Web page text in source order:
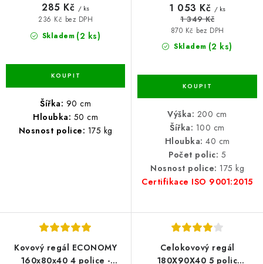
Skladem (2 ks)
236 Kč bez DPH
285 Kč / ks
Šířka: 90 cm
Hloubka: 50 cm
Nosnost police: 175 kg
Skladem (2 ks)
870 Kč bez DPH
1 053 Kč / ks
1 349 Kč
Výška: 200 cm
Šířka: 100 cm
Hloubka: 40 cm
Počet polic: 5
Nosnost police: 175 kg
Certifikace ISO 9001:2015
Kovový regál ECONOMY
160x80x40 4 police -
Celokovový regál
180X90X40 5 polic